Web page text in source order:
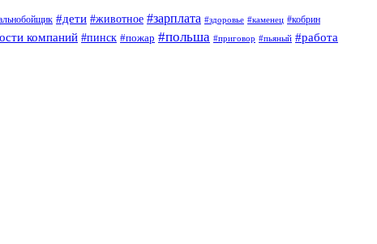
#дети #животное #зарплата #здоровье #каменец #кобрин
компаний #пинск #пожар #польша #приговор #пьяный #работа